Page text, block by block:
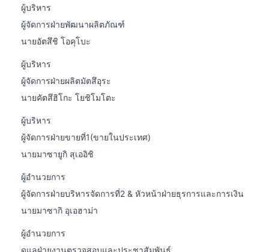
ผู้บริหาร
ผู้จัดการฝ่ายพัฒนาผลิตภัณฑ์
นายอัตสึชิ โอคุโบะ
ผู้บริหาร
ผู้จัดการฝ่ายผลิตมัตสึอุระ
นายคัตสึฮิโกะ โยชิโมโตะ
ผู้บริหาร
ผู้จัดการฝ่ายขายที่1(ขายในประเทศ)
นายมาซายูกิ สุเออิชิ
ผู้อำนวยการ
ผู้จัดการฝ่ายบริหารจัดการที่2 & หัวหน้าฝ่ายธุรการและการเงิน
นายมาซากิ อุเอฮาม่า
ผู้อำนวยการ
ดูแลฝ่ายงานตรวจสอบและประชาสัมพันธ์